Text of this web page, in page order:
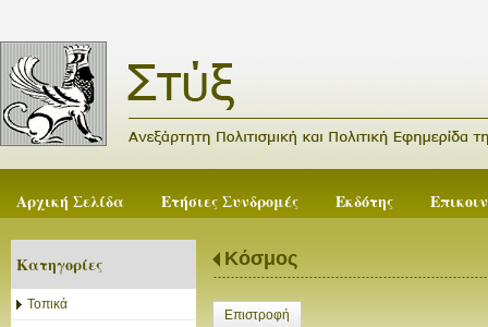
Αρχική Σελίδα Ετήσιες Συνδρομές Εκδότης
Κατηγορίες
Τοπικά
Κόσμος
Επιστροφή